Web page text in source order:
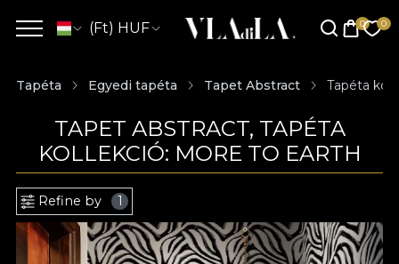
(Ft) HUF
Tapéta Egyedi tapéta Tapet Abstract Tapéta
TAPET ABSTRACT, TAPÉTA
KOLLEKCIÓ: MORE TO EARTH
Refine by 1